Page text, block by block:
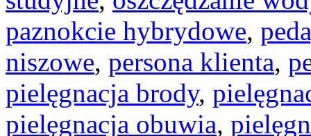
paznokcie hybrydowe,
niszowe, persona klienta,
pielęgnacja brody,
pielęgnacja obuwia,